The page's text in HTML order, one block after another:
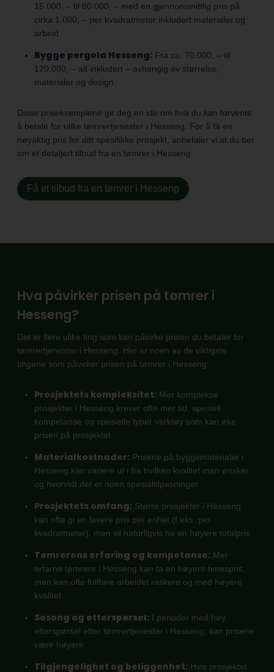
15.000, – til 80.000, – med en gjennomsnittlig pris på
cirka 1.000, – per kvadratmeter inkludert materialer og
arbeid.
Bygge pergola Hesseng: Fra ca. 70.000, – til
120.000, – alt inkludert – avhengig av størrelse,
materialer og design.
Disse priseksemplene gir deg en ide om hva du kan forvente
å betale for ulike tømrertjenester i Hesseng. For å få en
nøyaktig pris for ditt spesifikke prosjekt, anbefaler vi at du ber
om et detaljert tilbud fra en tømrer i Hesseng.
Få et tilbud fra en tømrer i Hesseng
Hva påvirker prisen på tømrer i
Hesseng?
Det er flere ulike ting som kan påvirke prisen du betaler for
tømrertjenester i Hesseng. Her er noen av de viktigste
tingene som påvirker prisen på tømrer i Hesseng:
Prosjektets kompleksitet: Mer komplekse
prosjekter i Hesseng krever ofte mer tid, spesiell
kompetanse og spesielle typer verktøy som kan øke
prisen på prosjektet.
Materialkostnader: Prisene på byggematerialer i
Hesseng kan variere ut i fra hvilken kvalitet man ønsker
og hvorvidt det er noen spesialtilpasninger.
Prosjektets omfang: Større prosjekter i Hesseng
kan ofte gi en lavere pris per enhet (f.eks. per
kvadratmeter), men vil naturligvis ha en høyere totalpris.
Tømrerens erfaring og kompetanse: Mer
erfarne tømrere i Hesseng kan ta en høyere timespris,
men kan ofte fullføre arbeidet raskere og med høyere
kvalitet.
Sesong og etterspørsel: I perioder med høy
etterspørsel etter tømrertjenester i Hesseng, kan prisene
være høyere.
Tilgjengelighet og beliggenhet: Hvis prosjektet